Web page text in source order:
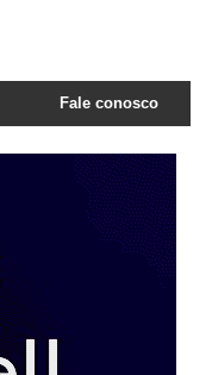
Fale conosco